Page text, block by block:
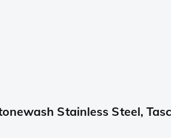
Stainless Steel,